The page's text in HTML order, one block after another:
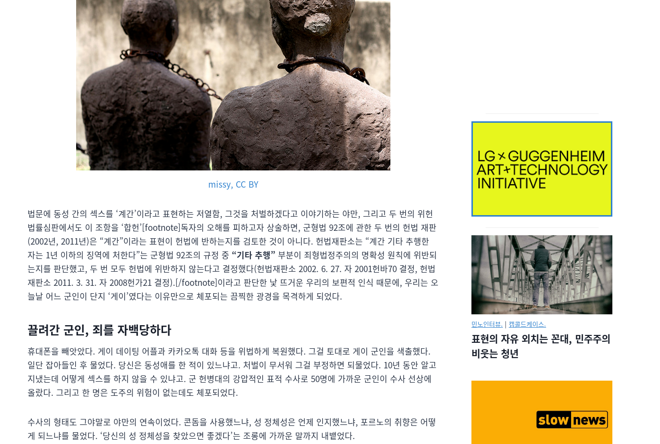
missy, CC BY
법문에 동성 간의 섹스를 ‘계간’이라고 표현하는 저열함, 그것을 처벌하겠다고 이야기하는 야만, 그리고 두 번의 위헌
법률심판에서도 이 조항을 ‘합헌’[footnote]독자의 오해를 피하고자 상술하면, 군형법 92조에 관한 두 번의 헌법 재판
(2002년, 2011년)은 “계간”이라는 표현이 헌법에 반하는지를 검토한 것이 아니다. 헌법재판소는 “계간 기타 추행한
자는 1년 이하의 징역에 처한다”는 군형법 92조의 규정 중 “기타 추행” 부분이 죄형법정주의의 명확성 원칙에 위반되
는지를 판단했고, 두 번 모두 헌법에 위반하지 않는다고 결정했다(헌법재판소 2002. 6. 27. 자 2001헌바70 결정, 헌법
재판소 2011. 3. 31. 자 2008헌가21 결정).[/footnote]이라고 판단한 낯 뜨거운 우리의 보편적 인식 때문에, 우리는 오
늘날 어느 군인이 단지 ‘게이’였다는 이유만으로 체포되는 끔찍한 광경을 목격하게 되었다.
끌려간 군인, 죄를 자백당하다
휴대폰을 빼앗았다. 게이 데이팅 어플과 카카오톡 대화 등을 위법하게 복원했다. 그걸 토대로 게이 군인을 색출했다.
일단 잡아들인 후 물었다. 당신은 동성애를 한 적이 있느냐고. 처벌이 무서워 그걸 부정하면 되물었다. 10년 동안 알고
지냈는데 어떻게 섹스를 하지 않을 수 있냐고. 군 헌병대의 강압적인 표적 수사로 50명에 가까운 군인이 수사 선상에
올랐다. 그리고 한 명은 도주의 위험이 없는데도 체포되었다.
수사의 형태도 그야말로 야만의 연속이었다. 콘돔을 사용했느냐, 성 정체성은 언제 인지했느냐, 포르노의 취향은 어떻
게 되느냐를 물었다. ‘당신의 성 정체성을 찾았으면 좋겠다’는 조롱에 가까운 말까지 내뱉었다.
민노인터뷰. | 캡콜드케이스.
표현의 자유 외치는 꼰대, 민주주의
비웃는 청년